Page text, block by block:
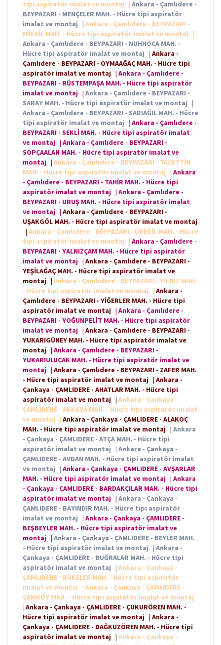
tipi aspiratör imalat ve montaj
| Ankara - Çamlıdere -
BEYPAZARI - MENÇELER MAH. - Hücre tipi aspiratör
imalat ve montaj | Ankara - Çamlıdere - BEYPAZARI -
MİKAİL MAH. - Hücre tipi aspiratör imalat ve montaj
|
Ankara - Çamlıdere - BEYPAZARI - NUHHOCA MAH. -
Hücre tipi aspiratör imalat ve montaj | Ankara -
Çamlıdere - BEYPAZARI - OYMAAĞAÇ MAH. - Hücre tipi
aspiratör imalat ve montaj | Ankara - Çamlıdere -
BEYPAZARI - RÜSTEMPAŞA MAH. - Hücre tipi aspiratör
imalat ve montaj | Ankara - Çamlıdere - BEYPAZARI -
SARAY MAH. - Hücre tipi aspiratör imalat ve montaj |
Ankara - Çamlıdere - BEYPAZARI - SARIAĞIL MAH. - Hücre
tipi aspiratör imalat ve montaj | Ankara - Çamlıdere -
BEYPAZARI - SEKLİ MAH. - Hücre tipi aspiratör imalat
ve montaj | Ankara - Çamlıdere - BEYPAZARI -
SOPÇAALAN MAH. - Hücre tipi aspiratör imalat ve
montaj | Ankara - Çamlıdere - BEYPAZARI - TACETTİN
MAH. - Hücre tipi aspiratör imalat ve montaj
| Ankara
- Çamlıdere - BEYPAZARI - TAHİR MAH. - Hücre tipi
aspiratör imalat ve montaj | Ankara - Çamlıdere -
BEYPAZARI - URUŞ MAH. - Hücre tipi aspiratör imalat
ve montaj | Ankara - Çamlıdere - BEYPAZARI -
UŞAKGÖL MAH. - Hücre tipi aspiratör imalat ve montaj
| Ankara - Çamlıdere - BEYPAZARI - ÜREĞİL MAH. - Hücre
tipi aspiratör imalat ve montaj
| Ankara - Çamlıdere -
BEYPAZARI - YALNIZÇAM MAH. - Hücre tipi aspiratör
imalat ve montaj | Ankara - Çamlıdere - BEYPAZARI -
YEŞİLAĞAÇ MAH. - Hücre tipi aspiratör imalat ve
montaj | Ankara - Çamlıdere - BEYPAZARI - YILDIZ MAH.
- Hücre tipi aspiratör imalat ve montaj
| Ankara -
Çamlıdere - BEYPAZARI - YİĞERLER MAH. - Hücre tipi
aspiratör imalat ve montaj | Ankara - Çamlıdere -
BEYPAZARI - YOĞUNPELİT MAH. - Hücre tipi aspiratör
imalat ve montaj | Ankara - Çamlıdere - BEYPAZARI -
YUKARIGÜNEY MAH. - Hücre tipi aspiratör imalat ve
montaj | Ankara - Çamlıdere - BEYPAZARI -
YUKARIULUCAK MAH. - Hücre tipi aspiratör imalat ve
montaj | Ankara - Çamlıdere - BEYPAZARI - ZAFER MAH.
- Hücre tipi aspiratör imalat ve montaj | Ankara -
Çankaya - ÇAMLIDERE - AHATLAR MAH. - Hücre tipi
aspiratör imalat ve montaj | Ankara - Çankaya -
ÇAMLIDERE - AKKAYA MAH. - Hücre tipi aspiratör imalat
ve montaj
| Ankara - Çankaya - ÇAMLIDERE - ALAKOÇ
MAH. - Hücre tipi aspiratör imalat ve montaj | Ankara
- Çankaya - ÇAMLIDERE - ATÇA MAH. - Hücre tipi
aspiratör imalat ve montaj | Ankara - Çankaya -
ÇAMLIDERE - AVDAN MAH. - Hücre tipi aspiratör imalat
ve montaj | Ankara - Çankaya - ÇAMLIDERE - AVŞARLAR
MAH. - Hücre tipi aspiratör imalat ve montaj | Ankara
- Çankaya - ÇAMLIDERE - BARDAKÇILAR MAH. - Hücre tipi
aspiratör imalat ve montaj | Ankara - Çankaya -
ÇAMLIDERE - BAYINDIR MAH. - Hücre tipi aspiratör
imalat ve montaj | Ankara - Çankaya - ÇAMLIDERE -
BEŞBEYLER MAH. - Hücre tipi aspiratör imalat ve
montaj | Ankara - Çankaya - ÇAMLIDERE - BEYLER MAH.
- Hücre tipi aspiratör imalat ve montaj | Ankara -
Çankaya - ÇAMLIDERE - BUĞRALAR MAH. - Hücre tipi
aspiratör imalat ve montaj | Ankara - Çankaya -
ÇAMLIDERE - BÜKELER MAH. - Hücre tipi aspiratör
imalat ve montaj
| Ankara - Çankaya - ÇAMLIDERE -
ÇAMKÖY MAH. - Hücre tipi aspiratör imalat ve montaj
| Ankara - Çankaya - ÇAMLIDERE - ÇUKURÖREN MAH. -
Hücre tipi aspiratör imalat ve montaj | Ankara -
Çankaya - ÇAMLIDERE - DAĞKUZÖREN MAH. - Hücre tipi
aspiratör imalat ve montaj | Ankara - Çankaya -